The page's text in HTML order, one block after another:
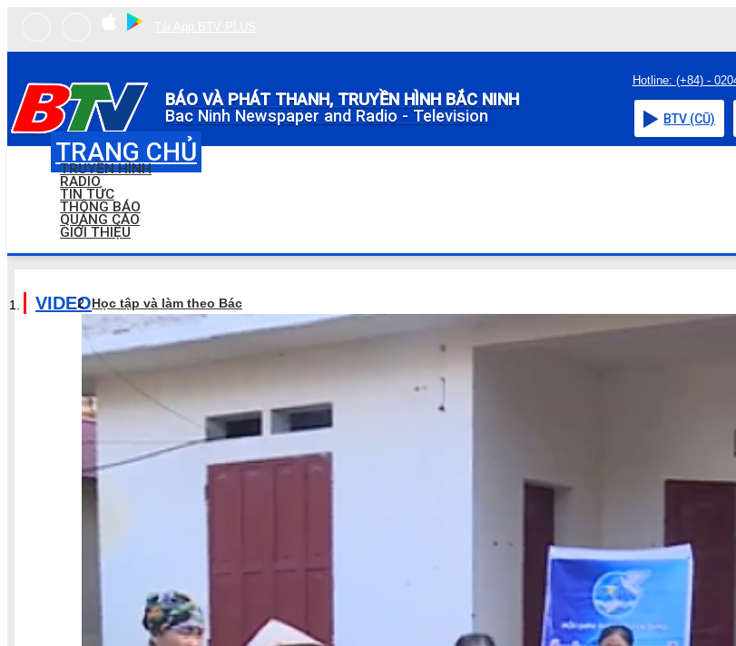
BÁO VÀ PHÁT THANH, TRUYỀN HÌNH BẮC NINH
Bac Ninh Newspaper and Radio - Television
Hotline: (+84) -
BTV (CŨ)
TRANG CHỦ
TRUYỀN HÌNH
RADIO
TIN TỨC
THÔNG BÁO
QUẢNG CÁO
GIỚI THIỆU
VIDEOHọc tập và làm theo Bác